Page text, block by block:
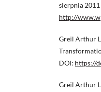
sierpnia
http://
Greil Arthur
DOI: https://
Greil Arthur